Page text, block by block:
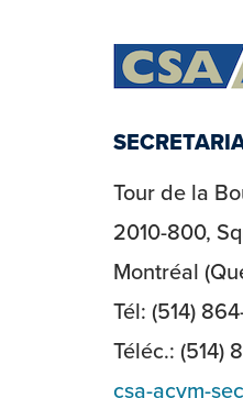
Tour de la
2010-800,
Montréal
Tél: (514)
Téléc.: (514)
csa-acvm-